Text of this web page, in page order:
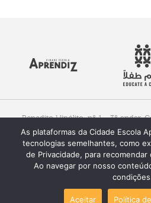
Benedito Hipólito, nº 1 - 3º andar,
Fone (+55) 21
Whatsapp: (21)
As plataformas da Cidade Escola
tecnologias semelhantes, como
de Privacidade, para
Ao navegar por nosso
Aceitar Política